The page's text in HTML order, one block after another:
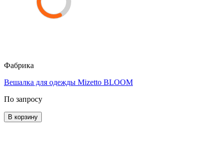
Фабрика
Вешалка для одежды Mizetto BLOOM
По запросу
В корзину